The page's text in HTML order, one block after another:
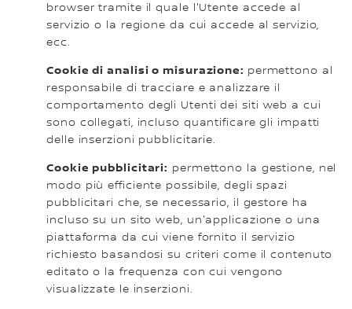
browser tramite il quale l'Utente accede al
servizio o la regione da cui accede al servizio,
ecc.
Cookie di analisi o misurazione: permettono al
responsabile di tracciare e analizzare il
comportamento degli Utenti dei siti web a cui
sono collegati, incluso quantificare gli impatti
delle inserzioni pubblicitarie.
Cookie pubblicitari: permettono la gestione, nel
modo più efficiente possibile, degli spazi
pubblicitari che, se necessario, il gestore ha
incluso su un sito web, un'applicazione o una
piattaforma da cui viene fornito il servizio
richiesto basandosi su criteri come il contenuto
editato o la frequenza con cui vengono
visualizzate le inserzioni.